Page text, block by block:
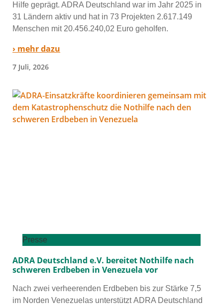
Hilfe geprägt. ADRA Deutschland war im Jahr 2025 in
31 Ländern aktiv und hat in 73 Projekten 2.617.149
Menschen mit 20.456.240,02 Euro gehol­fen.
› mehr dazu
7 Juli, 2026
Presse
ADRA Deutschland e.V. bereitet Nothilfe nach
schweren Erdbeben in Venezuela vor
Nach zwei ver­hee­ren­den Erdbeben bis zur Stärke 7,5
im Norden Venezuelas unter­stützt ADRA Deutschland